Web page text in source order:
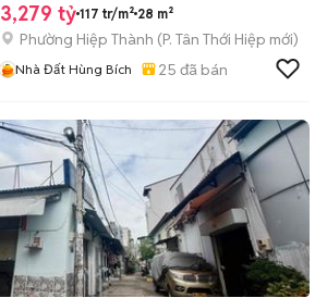
3,279 tỷ 117 tr/m² 28 m²
Phường Hiệp Thành (P. Tân Thới Hiệp mới)
Nhà Đất Hùng Bích 25 đã bán